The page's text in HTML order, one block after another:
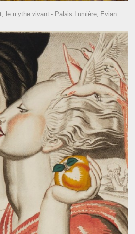
le mythe vivant - Palais Lumière, Evian